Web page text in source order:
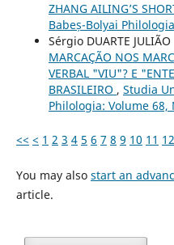
ZHANG AILING’S
Babeș-Bolyai
Sérgio DUARTE JULIÃO
MARCAÇÃO NOS
VERBAL "VIU"? E
BRASILEIRO , Studia
Philologia: Volume 68,
<< < 1 2 3 4 5 6 7 8 9 10 11 12
You may also start an
article.